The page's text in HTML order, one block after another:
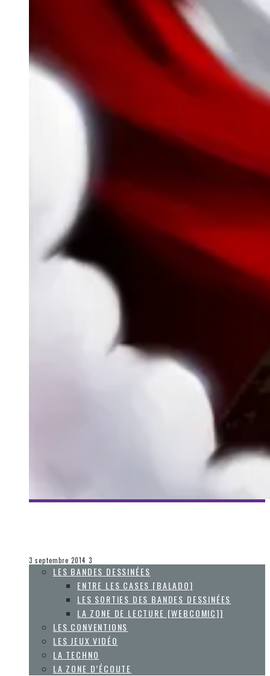
3 septembre 2014 3
LES BANDES DESSINÉES
ENTRE LES CASES [BALADO]
LES SORTIES DES BANDES DESSINÉES
LA ZONE DE LECTURE [WEBCOMIC]]
LES CONVENTIONS
LES JEUX VIDÉO
LA TECHNO
LA ZONE D’ÉCOUTE